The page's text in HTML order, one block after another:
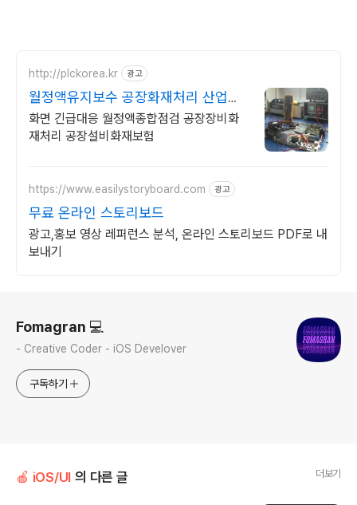
http://plckorea.kr 광고
월정액유지보수 공장화재처리 산업자
동화 장비판매수리보수
화면 긴급대응 월정액종합점검 공장장비화
재처리 공장설비화재보험
https://www.easilystoryboard.com 광고
무료 온라인 스토리보드
광고,홍보 영상 레퍼런스 분석, 온라인 스토리보드 PDF로 내
보내기
Fomagran 💻
- Creative Coder - iOS Develover
구독하기
🍎 iOS/UI 의 다른 글 더보기